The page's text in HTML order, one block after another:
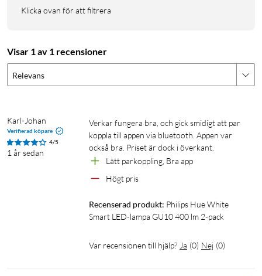
Klicka ovan för att filtrera
Visar 1 av 1 recensioner
Relevans
Karl-Johan
Verifierad köpare
4/5
1 år sedan
Verkar fungera bra, och gick smidigt att par
koppla till appen via bluetooth. Appen var
också bra. Priset är dock i överkant.
Lätt parkoppling, Bra app
Högt pris
Recenserad produkt: Philips Hue White
Smart LED-lampa GU10 400 lm 2-pack
Var recensionen till hjälp? Ja (0) Nej (0)